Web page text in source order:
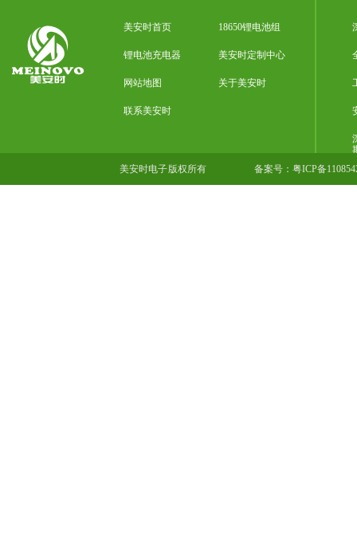
美安时首页 18650锂电池组
锂电池充电器 美安时定制中心
网站地图 关于美安时
联系美安时
美安时电子 版权所有
备案号：粤ICP备